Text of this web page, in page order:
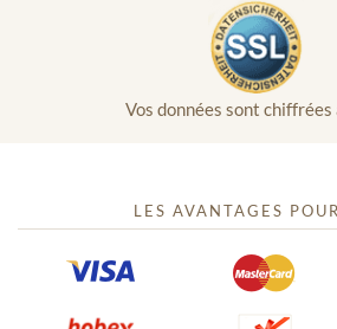
Vos données sont chiffrées
LES AVANTAGES